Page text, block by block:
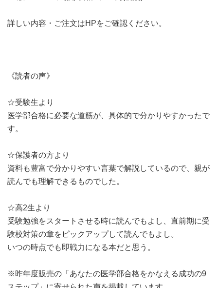
詳しい内容・ご注文はHPをご確認ください。
《読者の声》
☆受験生より
医学部合格に必要な道筋が、具体的で分かりやすかったで
す。
☆保護者の方より
資料も豊富で分かりやすい言葉で解説しているので、親が
読んでも理解できるものでした。
☆高2生より
受験勉強をスタートさせる時に読んでもよし、直前期に受
験校対策の章をピックアップして読んでもよし。
いつの時点でも即戦力になる本だと思う。
※昨年度販売の「あなたの医学部合格をかなえる成功の9